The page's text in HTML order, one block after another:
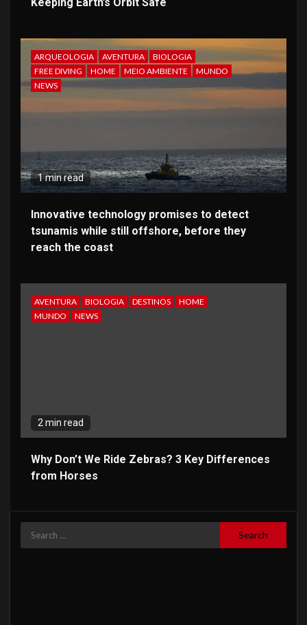
ARQUEOLOGIA AVENTURA
BIOLOGIA
FREE DIVING
HOME MEIO AMBIENTE
MUNDO
NEWS
1 min read
Innovative technology promises to detect
tsunamis while still offshore, before they
reach the coast
AVENTURA BIOLOGIA DESTINOS
HOME
MUNDO
NEWS
2 min read
Why Don’t We Ride Zebras? 3 Key Differences
from Horses
Search
for: